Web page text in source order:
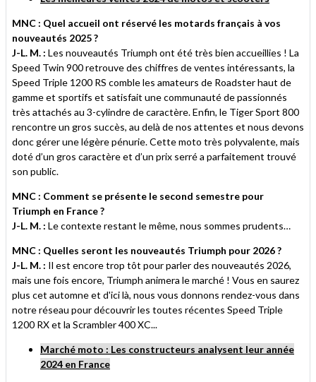
MNC : Quel accueil ont réservé les motards français à vos
nouveautés 2025 ?
J-L. M. : Les nouveautés Triumph ont été très bien accueillies ! La
Speed Twin 900 retrouve des chiffres de ventes intéressants, la
Speed Triple 1200 RS comble les amateurs de Roadster haut de
gamme et sportifs et satisfait une communauté de passionnés
très attachés au 3-cylindre de caractère. Enfin, le Tiger Sport 800
rencontre un gros succès, au delà de nos attentes et nous devons
donc gérer une légère pénurie. Cette moto très polyvalente, mais
doté d’un gros caractère et d’un prix serré a parfaitement trouvé
son public.
MNC : Comment se présente le second semestre pour
Triumph en France ?
J-L. M. : Le contexte restant le même, nous sommes prudents…
MNC : Quelles seront les nouveautés Triumph pour 2026 ?
J-L. M. : Il est encore trop tôt pour parler des nouveautés 2026,
mais une fois encore, Triumph animera le marché ! Vous en saurez
plus cet automne et d'ici là, nous vous donnons rendez-vous dans
notre réseau pour découvrir les toutes récentes Speed Triple
1200 RX et la Scrambler 400 XC...
Marché moto : Les constructeurs analysent leur année
2024 en France